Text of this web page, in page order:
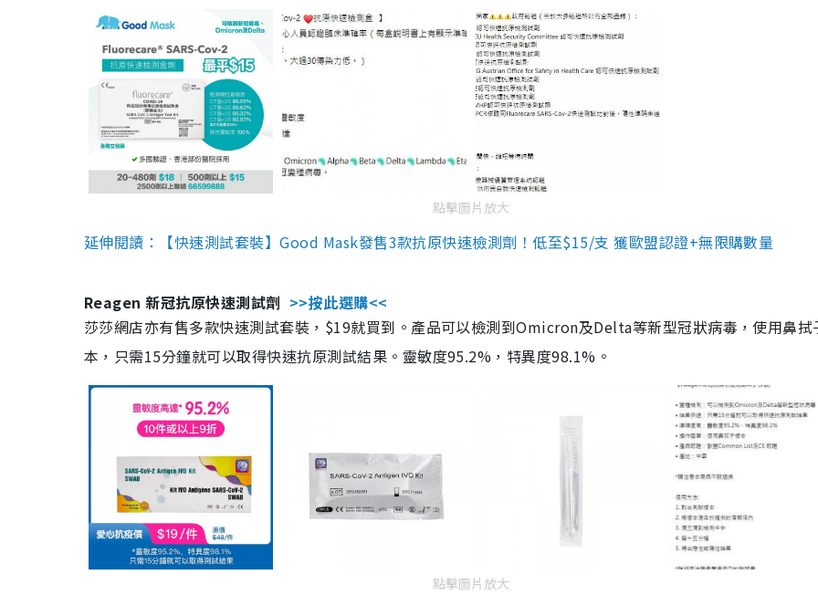
點擊圖片放大
延伸閱讀：【快速測試套裝】Good Mask發售3款抗原快速檢測劑！低至$15/支 獲歐盟認證+無限購數量
Reagen 新冠抗原快速測試劑 >>按此選購<<
莎莎網店亦有售多款快速測試套裝，$19就買到。產品可以檢測到Omicron及Delta等新型冠狀病毒，使用鼻拭
本，只需15分鐘就可以取得快速抗原測試結果。靈敏度95.2%，特異度98.1%。
點擊圖片放大